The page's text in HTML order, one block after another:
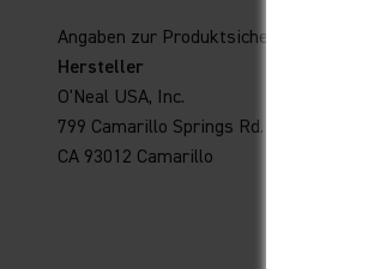
Angaben zur Produktsicherheit
Hersteller
O'Neal USA, Inc.
799 Camarillo Springs Rd.
CA 93012 Camarillo